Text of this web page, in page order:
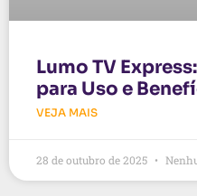
Lumo TV
para Uso e
VEJA MAIS
28 de outubro de 2025